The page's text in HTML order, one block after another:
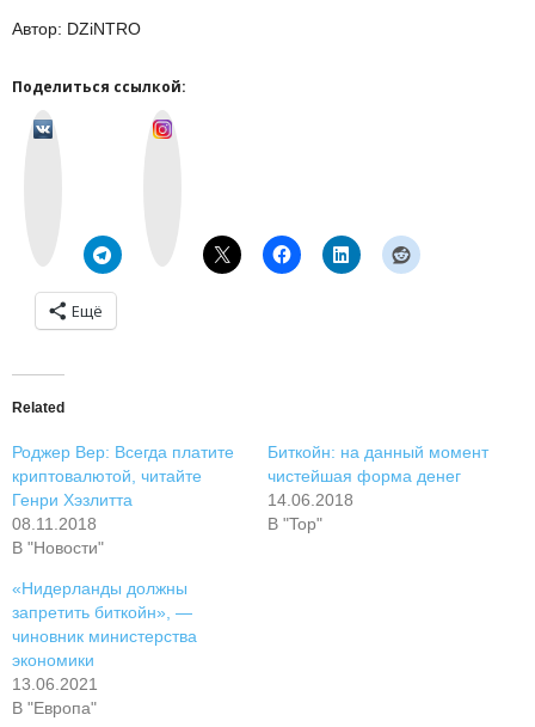
Автор: DZiNTRO
Поделиться ссылкой:
Ещё
Related
Роджер Вер: Всегда платите
криптовалютой, читайте
Генри Хэзлитта
08.11.2018
В "Новости"
Биткойн: на данный момент
чистейшая форма денег
14.06.2018
В "Top"
«Нидерланды должны
запретить биткойн», —
чиновник министерства
экономики
13.06.2021
В "Европа"